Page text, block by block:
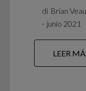
di Brian
∙ junio 2021
LEER